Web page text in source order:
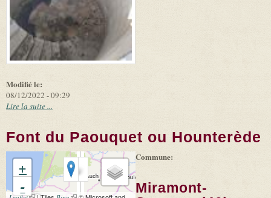
Modifié le:
08/12/2022 - 09:29
Lire la suite ...
Font du Paouquet ou Hounterède
+
-
Commune:
Miramont-